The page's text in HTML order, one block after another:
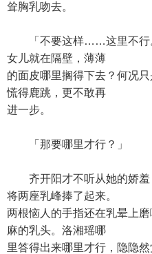
耸胸乳吻去。
「不要这样……这里不行
女儿就在隔壁，薄薄
的面皮哪里搁得下去？何况
慌得鹿跳，更不敢再
进一步。
「那要哪里才行？」
齐开阳才不听从她的娇羞
将两座乳峰捧了起来。
两根恼人的手指还在乳晕上
麻的乳头。洛湘瑶哪
里答得出来哪里才行，隐隐